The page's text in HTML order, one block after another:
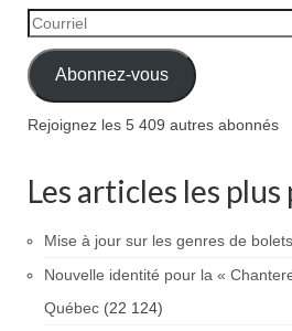
Courriel
Abonnez-vous
Rejoignez les 5 409 autres abonnés
Les articles les
Mise à jour sur les genres de
Nouvelle identité pour la «
Québec (22 124)